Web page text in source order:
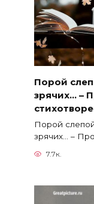
Порой
зрячих… –
Порой
зрячих… –
7.7к.